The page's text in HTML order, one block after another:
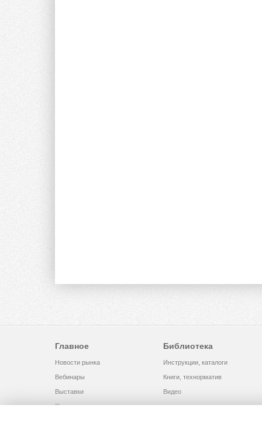
Главное
Новости рынка
Вебинары
Выставки
Помощь
Библиотека
Инструкции, каталоги
Книги, технорматив
Видео